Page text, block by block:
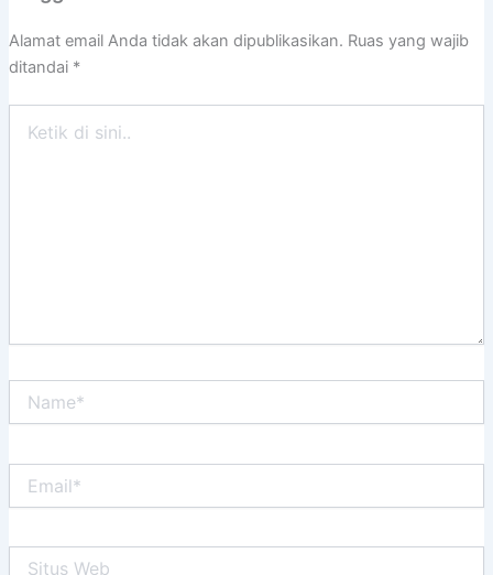
Alamat email Anda tidak akan dipublikasikan. Ruas yang wajib
ditandai *